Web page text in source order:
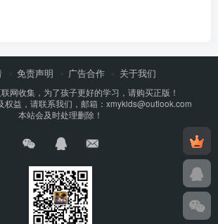
免责声明 广告合作 关于我们
网收集，为了孩子更好的学习，请购买正版！
权益，请联系我们，邮箱：xmykids@outlook.com
本站会及时处理删除！